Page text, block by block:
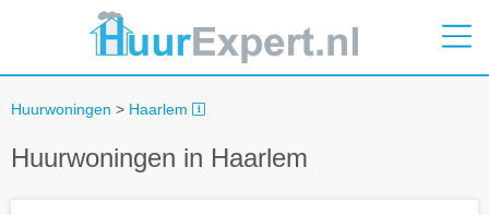
Huurwoningen > Haarlem
Huurwoningen in Haarlem